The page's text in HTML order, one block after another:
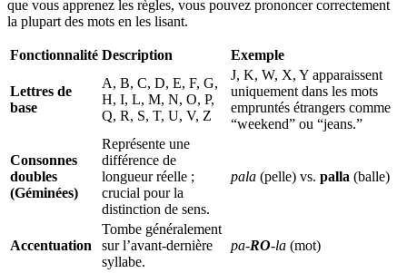
que vous apprenez les règles, vous pouvez prononcer correctement
la plupart des mots en les lisant.
Fonctionnalité Description Exemple
Lettres de
base
A, B, C, D, E, F, G,
H, I, L, M, N, O, P,
Q, R, S, T, U, V, Z
J, K, W, X, Y apparaissent
uniquement dans les mots
empruntés étrangers comme
“weekend” ou “jeans.”
Consonnes
doubles
(Géminées)
Représente une
différence de
longueur réelle ;
crucial pour la
distinction de sens.
pala (pelle) vs. palla (balle)
Accentuation
Tombe généralement
sur l’avant-dernière
syllabe.
pa‑RO‑la (mot)